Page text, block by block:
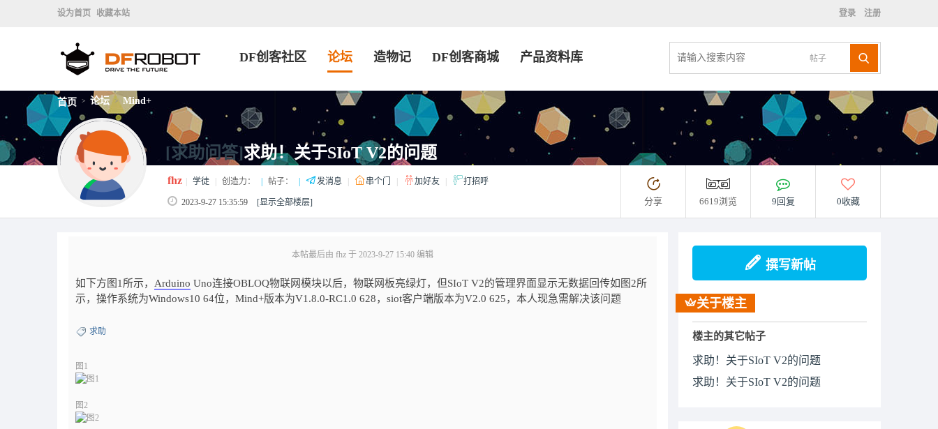
设为首页 收藏本站 登录 注册
帖子
DF创客社区 论坛 造物记 DF创客商城 产品资料库
首页 > 论坛 > Mind+
[求助问答]求助！关于SIoT V2的问题
fhz 学徒 创造力： 帖子： 发消息 串个门 加好友 打招呼
2023-9-27 15:35:59 [显示全部楼层] 分享 6619浏览 9回复 0收藏
本帖最后由 fhz 于 2023-9-27 15:40 编辑
如下方图1所示， Arduino Uno连接OBLOQ物联网模块以后，物联网板亮绿灯，但SIoT V2的管理界面显示无数据回传如图2所
示，操作系统为Windows10 64位，Mind+版本为V1.8.0-RC1.0 628，siot客户端版本为V2.0 625，本人现急需解决该问题
求助
图1
图2
撰写新帖
关于楼主
楼主的其它帖子
求助！关于SIoT V2的问题
求助！关于SIoT V2的问题